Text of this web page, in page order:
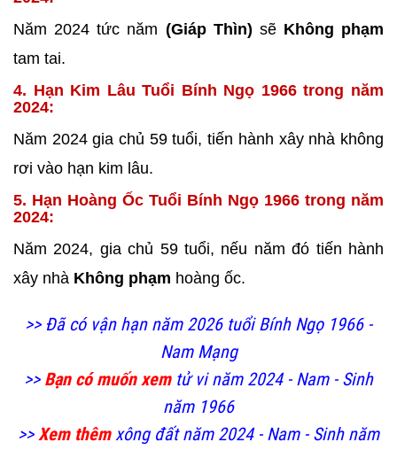
Năm 2024 tức năm (Giáp Thìn) sẽ Không phạm
tam tai.
4. Hạn Kim Lâu Tuổi Bính Ngọ 1966 trong năm
2024:
Năm 2024 gia chủ 59 tuổi, tiến hành xây nhà không
rơi vào hạn kim lâu.
5. Hạn Hoàng Ốc Tuổi Bính Ngọ 1966 trong năm
2024:
Năm 2024, gia chủ 59 tuổi, nếu năm đó tiến hành
xây nhà Không phạm hoàng ốc.
>> Đã có vận hạn năm 2026 tuổi Bính Ngọ 1966 -
Nam Mạng
>> Bạn có muốn xemtử vi năm 2024 - Nam - Sinh
năm 1966
>>Xem thêmxông đất năm 2024 - Nam - Sinh năm